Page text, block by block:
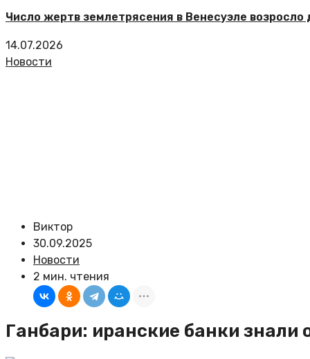
Число жертв землетрясения в Венесуэле возросло
14.07.2026
Новости
Виктор
30.09.2025
Новости
2 мин. чтения
Ганбари: иранские банки знали